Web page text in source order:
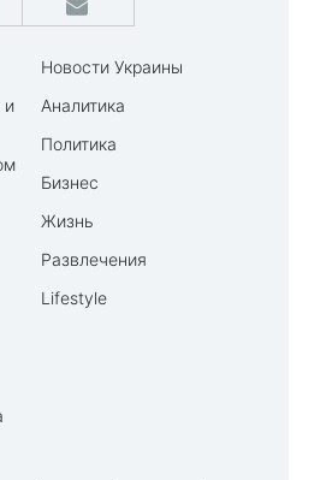
и
Новости Украины
Аналитика
Политика
Бизнес
Жизнь
Развлечения
Lifestyle